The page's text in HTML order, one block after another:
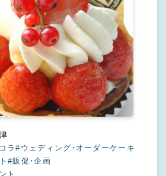
篠津
ラ#ウェディング・オーダーケーキ
#販促・企画
ト